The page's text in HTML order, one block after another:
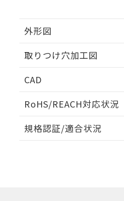
外形図
取りつけ穴加工図
CAD
RoHS/REACH対応状況
EU RoHS 注意事項・凡例
規格認証/適合状況